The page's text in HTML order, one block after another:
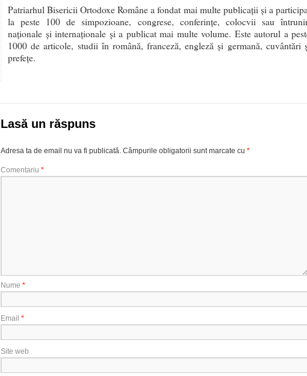
Patriarhul Bisericii Ortodoxe Române a fondat mai multe publicaţii şi a
la peste 100 de simpozioane, congrese, conferinţe, colocvii sau
naţionale şi internaţionale şi a publicat mai multe volume. Este autorul a
1000 de articole, studii în română, franceză, engleză şi germană, cuvântări
prefeţe.
Lasă un răspuns
Adresa ta de email nu va fi publicată. Câmpurile obligatorii sunt marcate cu *
Comentariu *
Nume *
Email *
Site web